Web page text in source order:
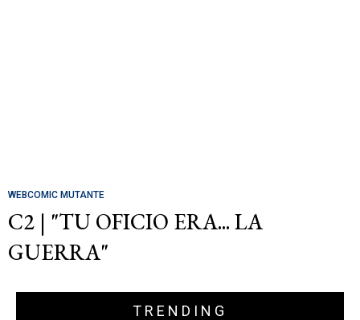
WEBCOMIC MUTANTE
C2 | "TU OFICIO ERA... LA
GUERRA"
TRENDING